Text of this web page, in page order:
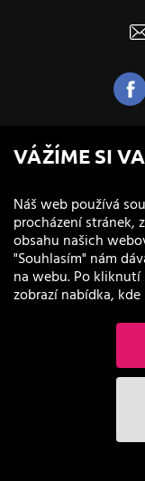
VÁŽÍME SI
Náš web používá
procházení stránek,
obsahu našich
"Souhlasím" nám
na webu. Po
zobrazí nabídka,